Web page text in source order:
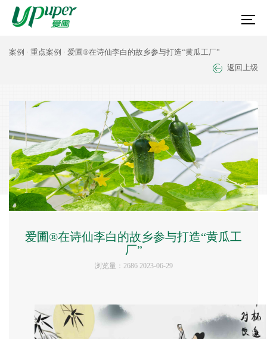
案例 · 重点案例 · 爱圃®在诗仙李白的故乡参与打造“黄瓜工厂”
返回上级
爱圃®在诗仙李白的故乡参与打造“黄瓜工
厂”
浏览量：2686 2023-06-29